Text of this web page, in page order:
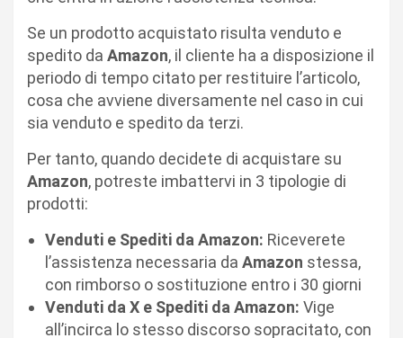
Se un prodotto acquistato risulta venduto e
spedito da Amazon, il cliente ha a disposizione il
periodo di tempo citato per restituire l’articolo,
cosa che avviene diversamente nel caso in cui
sia venduto e spedito da terzi.
Per tanto, quando decidete di acquistare su
Amazon, potreste imbattervi in 3 tipologie di
prodotti:
Venduti e Spediti da Amazon: Riceverete
l’assistenza necessaria da Amazon stessa,
con rimborso o sostituzione entro i 30 giorni
Venduti da X e Spediti da Amazon: Vige
all’incirca lo stesso discorso sopracitato, con